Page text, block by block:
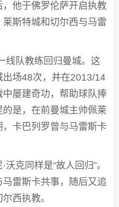
他于佛罗伦萨开启执教
斯特城和切尔西与马雷
线队教练回归曼城。这
场48次，并在2013/14
屡建奇功，帮助球队捧
是，在前曼城主帅佩莱
卡巴列罗曾与马雷斯卡
克同样是“故人回归”。
雷斯卡共事，随后又追
西执教。